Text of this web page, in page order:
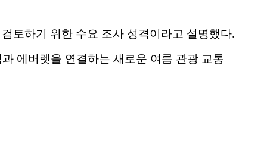
토하기 위한 수요 조사 성격이라고 설명했다.
에버렛을 연결하는 새로운 여름 관광 교통